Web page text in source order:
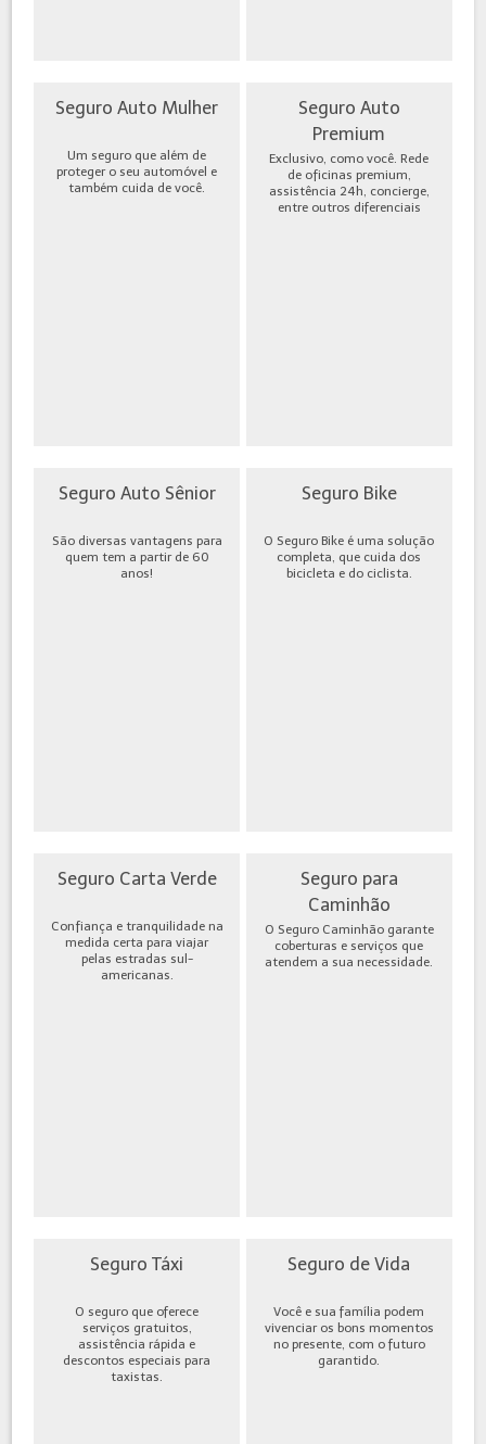
Seguro Auto Mulher
Um seguro que além de
proteger o seu automóvel e
também cuida de você.
Seguro Auto
Premium
Exclusivo, como você. Rede
de oficinas premium,
assistência 24h, concierge,
entre outros diferenciais
Seguro Auto Sênior
São diversas vantagens para
quem tem a partir de 60
anos!
Seguro Bike
O Seguro Bike é uma solução
completa, que cuida dos
bicicleta e do ciclista.
Seguro Carta Verde
Confiança e tranquilidade na
medida certa para viajar
pelas estradas sul-
americanas.
Seguro para
Caminhão
O Seguro Caminhão garante
coberturas e serviços que
atendem a sua necessidade.
Seguro Táxi
O seguro que oferece
serviços gratuitos,
assistência rápida e
descontos especiais para
taxistas.
Seguro de Vida
Você e sua família podem
vivenciar os bons momentos
no presente, com o futuro
garantido.